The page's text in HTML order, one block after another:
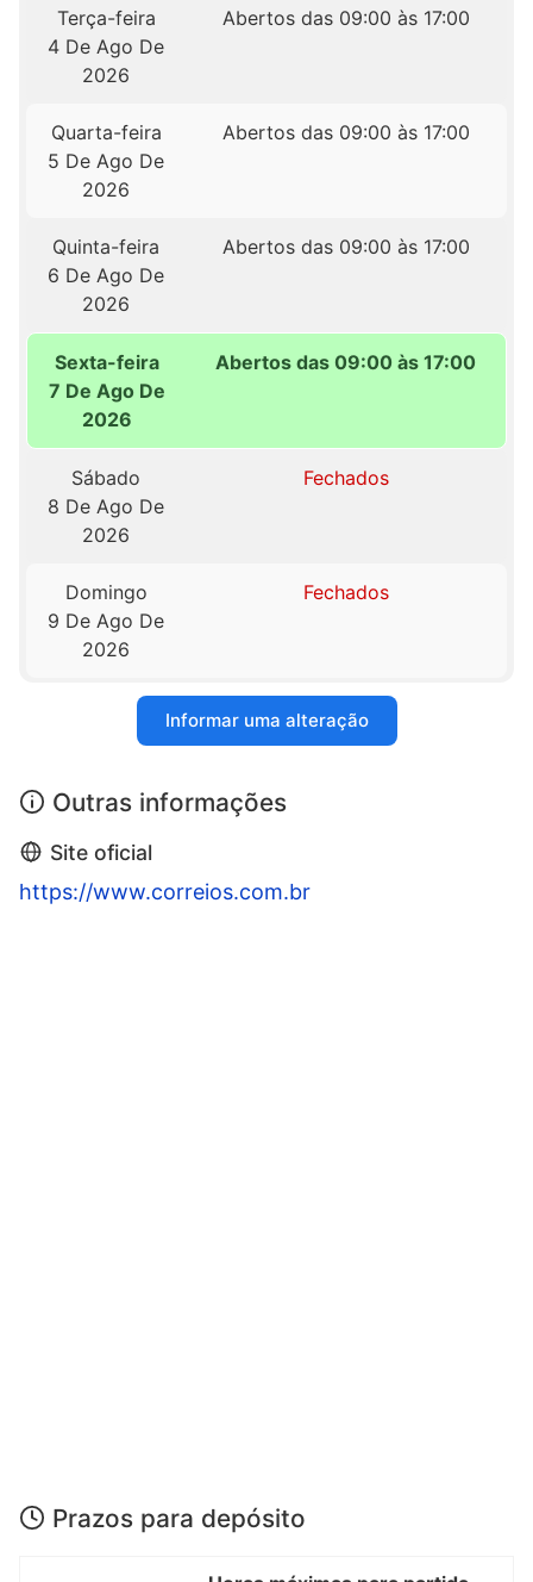
Terça-feira
4 De Ago De
2026
Abertos das 09:00 às 17:00
Quarta-feira
5 De Ago De
2026
Abertos das 09:00 às 17:00
Quinta-feira
6 De Ago De
2026
Abertos das 09:00 às 17:00
Sexta-feira
7 De Ago De
2026
Abertos das 09:00 às 17:00
Sábado
8 De Ago De
2026
Fechados
Domingo
9 De Ago De
2026
Fechados
Informar uma alteração
Outras informações
Site oficial
https://www.correios.com.br
Prazos para depósito